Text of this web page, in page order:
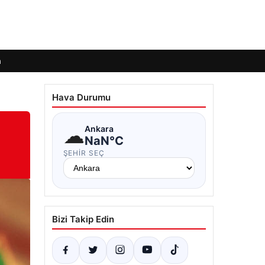
Hava Durumu
☁Ankara
NaN°C
ŞEHIR SEÇ
Bizi Takip Edin